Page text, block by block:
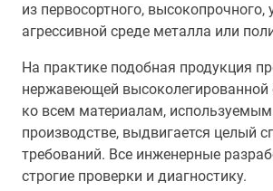
из первосортного, высокопрочного,
агрессивной среде металла или
На практике подобная продукция
нержавеющей высоколегированной
ко всем материалам,
производстве, выдвигается целый
требований. Все инженерные
строгие проверки и диагностику.